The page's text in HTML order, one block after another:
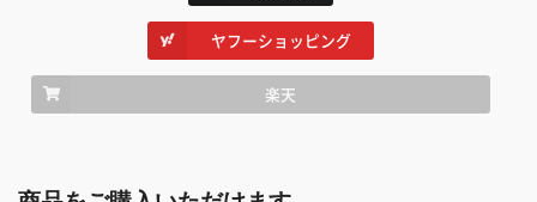
ヤフーショッピング
楽天